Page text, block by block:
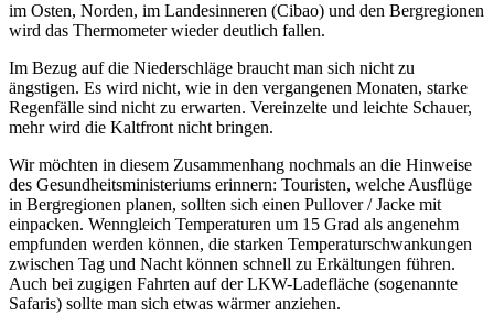
im Osten, Norden, im Landesinneren (Cibao) und den Bergregionen
wird das Thermometer wieder deutlich fallen.
Im Bezug auf die Niederschläge braucht man sich nicht zu
ängstigen. Es wird nicht, wie in den vergangenen Monaten, starke
Regenfälle sind nicht zu erwarten. Vereinzelte und leichte Schauer,
mehr wird die Kaltfront nicht bringen.
Wir möchten in diesem Zusammenhang nochmals an die Hinweise
des Gesundheitsministeriums erinnern: Touristen, welche Ausflüge
in Bergregionen planen, sollten sich einen Pullover / Jacke mit
einpacken. Wenngleich Temperaturen um 15 Grad als angenehm
empfunden werden können, die starken Temperaturschwankungen
zwischen Tag und Nacht können schnell zu Erkältungen führen.
Auch bei zugigen Fahrten auf der LKW-Ladefläche (sogenannte
Safaris) sollte man sich etwas wärmer anziehen.